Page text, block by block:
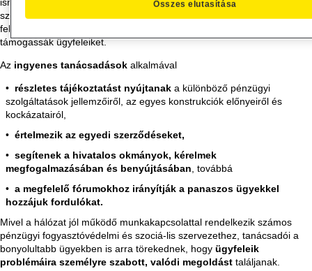
ismeretekkel rendelkező szakértők hasznos,gyakorlati tanácsokkal
szolgálnak a pénzügyi problémák megoldásához, és kiemelt hangsúlyt
fektetnek arra, hogy az anyagi nehézségek megelőzésében is
támogassák ügyfeleiket.
Az ingyenes tanácsadások alkalmával
részletes tájékoztatást nyújtanak a különböző pénzügyi
szolgáltatások jellemzőiről, az egyes konstrukciók előnyeiről és
kockázatairól,
értelmezik az egyedi szerződéseket,
segítenek a hivatalos okmányok, kérelmek
megfogalmazásában és benyújtásában, továbbá
a megfelelő fórumokhoz irányítják a panaszos ügyekkel
hozzájuk fordulókat.
Mivel a hálózat jól működő munkakapcsolattal rendelkezik számos
pénzügyi fogyasztóvédelmi és szociá-lis szervezethez, tanácsadói a
bonyolultabb ügyekben is arra törekednek, hogy ügyfeleik
problémáira személyre szabott, valódi megoldást találjanak.
Összes elutasítása